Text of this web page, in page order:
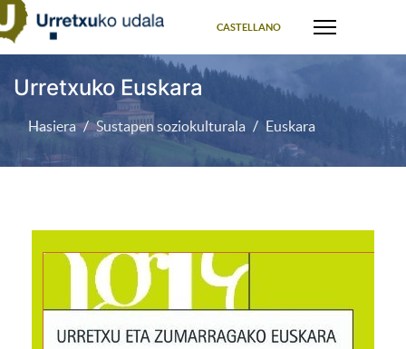
CASTELLANO
Urretxuko Euskara
Hasiera Sustapen soziokulturala Euskara